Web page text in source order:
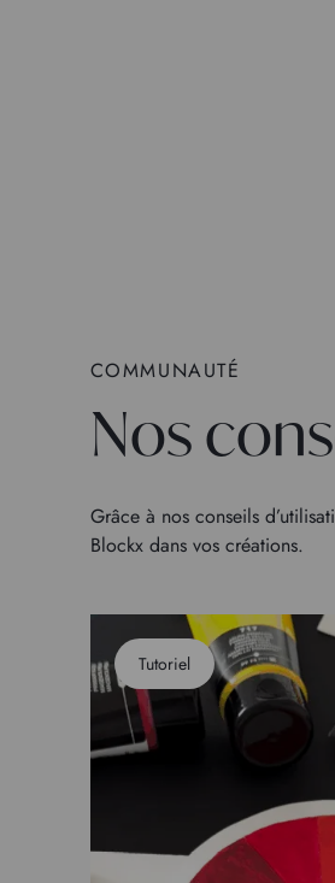
COMMUNAUTÉ
Nos
Grâce à nos conseils
Blockx dans vos créations.
Tutoriel